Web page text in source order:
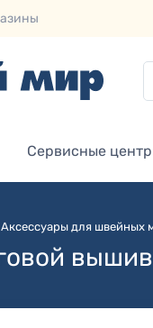
Сервисные
Аксессуары для швейных